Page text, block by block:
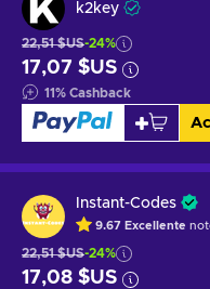
k2key
22,51 $US-24%
17,07 $US
11% Cashback
Instant-Codes
9.67 Excellente
22,51 $US-24%
17,08 $US